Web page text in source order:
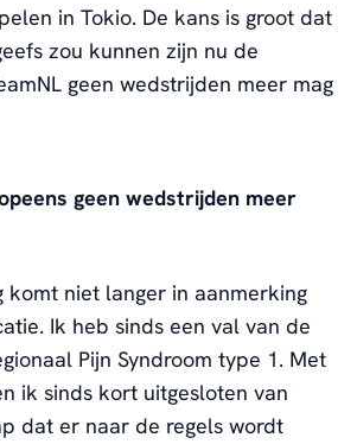
in Tokio. De kans is groot dat
zou kunnen zijn nu de
geen wedstrijden meer mag
geen wedstrijden meer
komt niet langer in aanmerking
Ik heb sinds een val van de
Pijn Syndroom type 1. Met
ik sinds kort uitgesloten van
dat er naar de regels wordt